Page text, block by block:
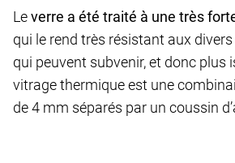
Leverre a été traité à une très
qui le rend très résistant aux
qui peuvent subvenir, et donc plus
vitrage thermique est une
de 4 mm séparés par un coussin